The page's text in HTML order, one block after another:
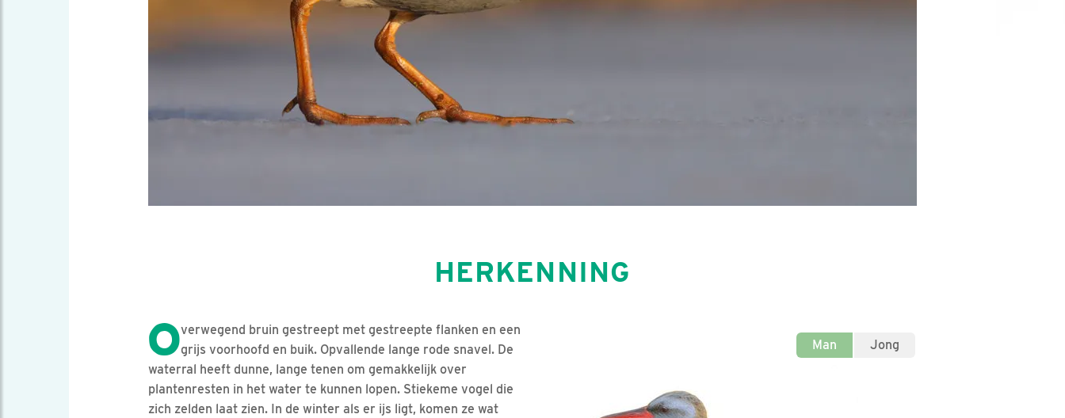
HERKENNING
Overwegend bruin gestreept met gestreepte flanken en een
grijs voorhoofd en buik. Opvallende lange rode snavel. De
waterral heeft dunne, lange tenen om gemakkelijk over
plantenresten in het water te kunnen lopen. Stiekeme vogel die
zich zelden laat zien. In de winter als er ijs ligt, komen ze wat
Man Jong